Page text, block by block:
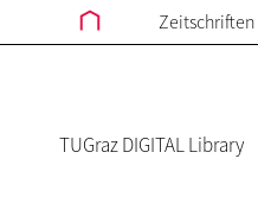
Zeitschriften
TUGraz DIGITAL Library